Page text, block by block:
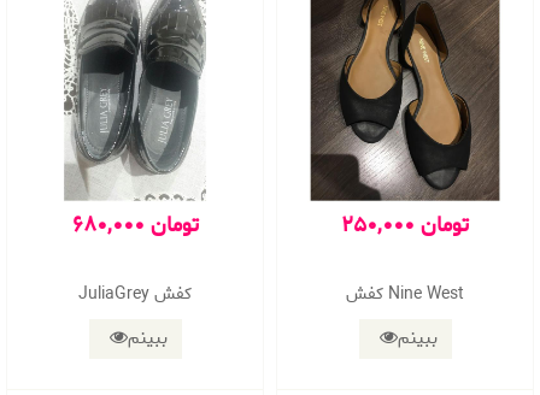
250,000 تومان
کفش Nine West
ببینم
680,000 تومان
JuliaGrey کفش
ببینم